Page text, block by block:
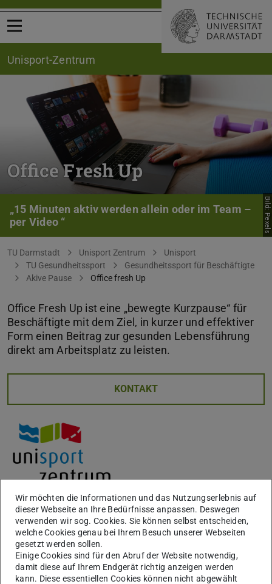
Menü öffnen
Unisport-Zentrum
Office Fresh Up
„15 Minuten aktiv werden allein oder im Team –
per Video “
Bild: Pexels
Sie befinden sich hier:
TU Darmstadt Unisport Zentrum
Unisport
TU Gesundheitssport
Gesundheitssport für Beschäftigte
Akive Pause
Office fresh Up
Office Fresh Up ist eine „bewegte Kurzpause“ für
Beschäftigte mit dem Ziel, in kurzer und effektiver
Form einen Beitrag zur gesunden Lebensführung
direkt am Arbeitsplatz zu leisten.
KONTAKT
Die bewegte Kurzpause für Beschäftigte!
Wir möchten die Informationen und das Nutzungserlebnis auf
dieser Webseite an Ihre Bedürfnisse anpassen. Deswegen
verwenden wir sog. Cookies. Sie können selbst entscheiden,
welche Cookies genau bei Ihrem Besuch unserer Webseiten
gesetzt werden sollen.
Einige Cookies sind für den Abruf der Website notwendig,
damit diese auf Ihrem Endgerät richtig anzeigen werden
kann. Diese essentiellen Cookies können nicht abgewählt